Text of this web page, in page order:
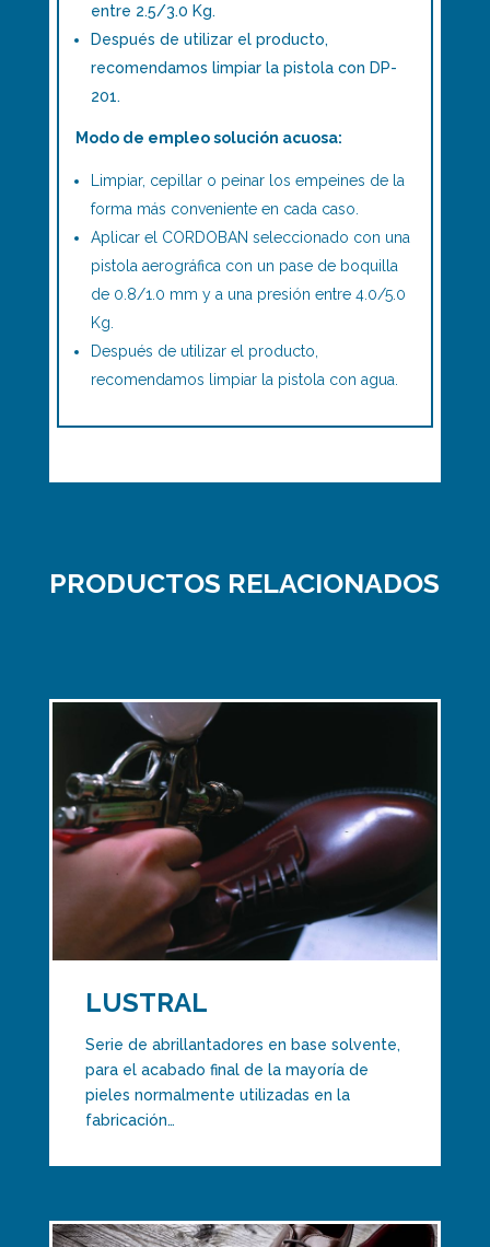
entre 2.5/3.0 Kg.
Después de utilizar el producto,
recomendamos limpiar la pistola con DP-
201.
Modo de empleo solución acuosa:
Limpiar, cepillar o peinar los empeines de la
forma más conveniente en cada caso.
Aplicar el CORDOBAN seleccionado con una
pistola aerográfica con un pase de boquilla
de 0.8/1.0 mm y a una presión entre 4.0/5.0
Kg.
Después de utilizar el producto,
recomendamos limpiar la pistola con agua.
PRODUCTOS RELACIONADOS
LUSTRAL
Serie de abrillantadores en base solvente,
para el acabado final de la mayoría de
pieles normalmente utilizadas en la
fabricación…